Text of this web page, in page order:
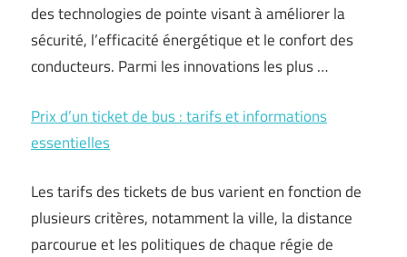
des technologies de pointe visant à améliorer la
sécurité, l’efficacité énergétique et le confort des
conducteurs. Parmi les innovations les plus …
Prix d’un ticket de bus : tarifs et informations
essentielles
Les tarifs des tickets de bus varient en fonction de
plusieurs critères, notamment la ville, la distance
parcourue et les politiques de chaque régie de